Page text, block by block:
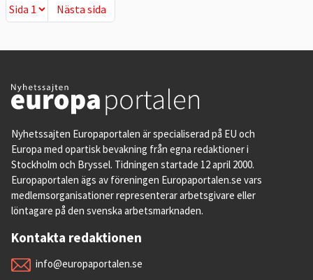
Nästa sida
Nästa sida
Nyhetssajten Europaportalen är specialiserad på EU och
Europa med opartisk bevakning från egna redaktioner i
Stockholm och Bryssel. Tidningen startade 12 april 2000.
Europaportalen ägs av föreningen Europaportalen.se vars
medlemsorganisationer representerar arbetsgivare eller
löntagare på den svenska arbetsmarknaden.
Kontakta redaktionen
info@europaportalen.se